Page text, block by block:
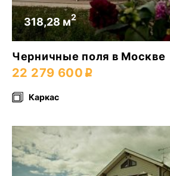
318,28 м2
Черничные поля в Москве
22 279 600
Каркас